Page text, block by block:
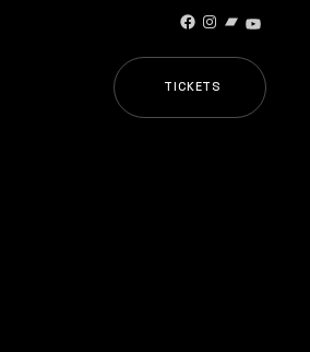
Facebook
Instagram
Bandcamp
TICKETS